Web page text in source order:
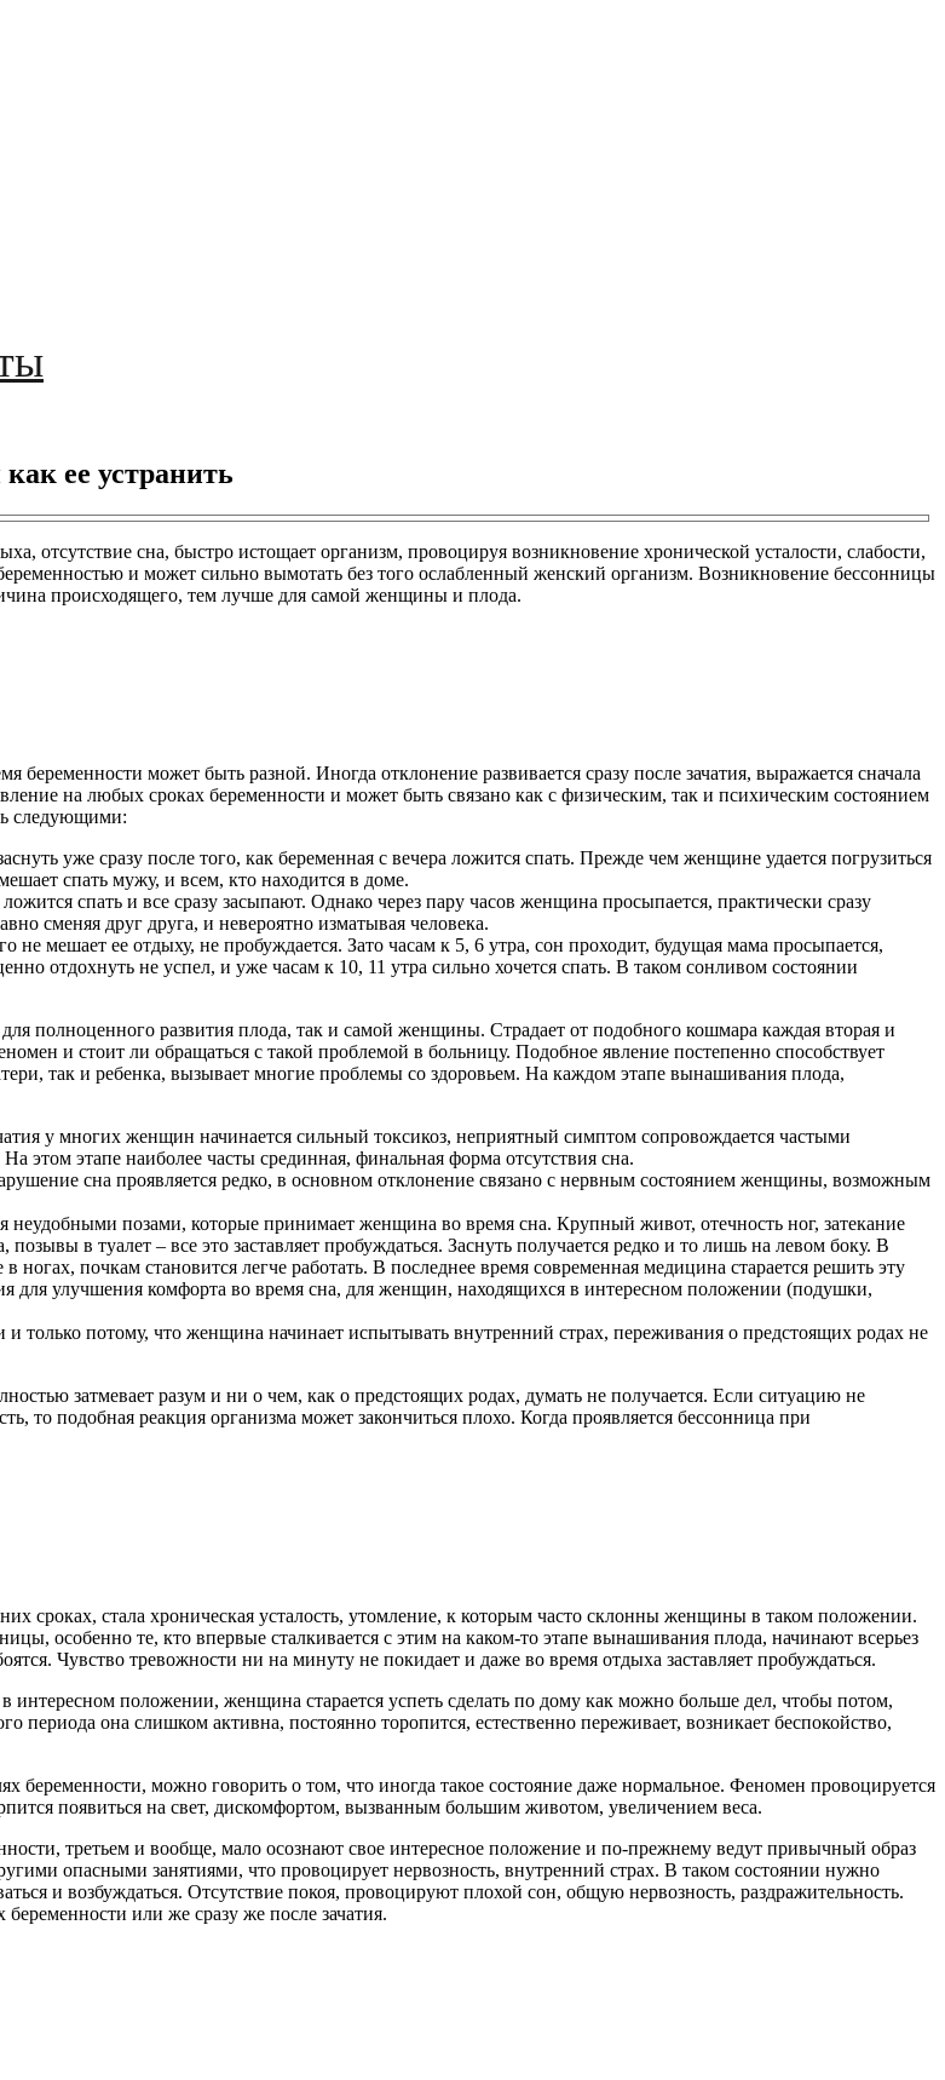
ее устранить
отсутствие сна, быстро истощает организм, провоцируя возникновение хронической усталости, слабости,
и может сильно вымотать без того ослабленный женский организм. Возникновение бессонницы
происходящего, тем лучше для самой женщины и плода.
может быть разной. Иногда отклонение развивается сразу после зачатия, выражается сначала
на любых сроках беременности и может быть связано как с физическим, так и психическим состоянием
следующими:
уже сразу после того, как беременная с вечера ложится спать. Прежде чем женщине удается погрузиться
спать мужу, и всем, кто находится в доме.
спать и все сразу засыпают. Однако через пару часов женщина просыпается, практически сразу
сменяя друг друга, и невероятно изматывая человека.
мешает ее отдыху, не пробуждается. Зато часам к 5, 6 утра, сон проходит, будущая мама просыпается,
отдохнуть не успел, и уже часам к 10, 11 утра сильно хочется спать. В таком сонливом состоянии
полноценного развития плода, так и самой женщины. Страдает от подобного кошмара каждая вторая и
и стоит ли обращаться с такой проблемой в больницу. Подобное явление постепенно способствует
так и ребенка, вызывает многие проблемы со здоровьем. На каждом этапе вынашивания плода,
у многих женщин начинается сильный токсикоз, неприятный симптом сопровождается частыми
этом этапе наиболее часты срединная, финальная форма отсутствия сна.
сна проявляется редко, в основном отклонение связано с нервным состоянием женщины, возможным
неудобными позами, которые принимает женщина во время сна. Крупный живот, отечность ног, затекание
в туалет – все это заставляет пробуждаться. Заснуть получается редко и то лишь на левом боку. В
ногах, почкам становится легче работать. В последнее время современная медицина старается решить эту
для улучшения комфорта во время сна, для женщин, находящихся в интересном положении (подушки,
и только потому, что женщина начинает испытывать внутренний страх, переживания о предстоящих родах не
затмевает разум и ни о чем, как о предстоящих родах, думать не получается. Если ситуацию не
то подобная реакция организма может закончиться плохо. Когда проявляется бессонница при
сроках, стала хроническая усталость, утомление, к которым часто склонны женщины в таком положении.
особенно те, кто впервые сталкивается с этим на каком-то этапе вынашивания плода, начинают всерьез
Чувство тревожности ни на минуту не покидает и даже во время отдыха заставляет пробуждаться.
положении, женщина старается успеть сделать по дому как можно больше дел, чтобы потом,
периода она слишком активна, постоянно торопится, естественно переживает, возникает беспокойство,
беременности, можно говорить о том, что иногда такое состояние даже нормальное. Феномен провоцируется
появиться на свет, дискомфортом, вызванным большим животом, увеличением веса.
третьем и вообще, мало осознают свое интересное положение и по-прежнему ведут привычный образ
опасными занятиями, что провоцирует нервозность, внутренний страх. В таком состоянии нужно
и возбуждаться. Отсутствие покоя, провоцируют плохой сон, общую нервозность, раздражительность.
или же сразу же после зачатия.